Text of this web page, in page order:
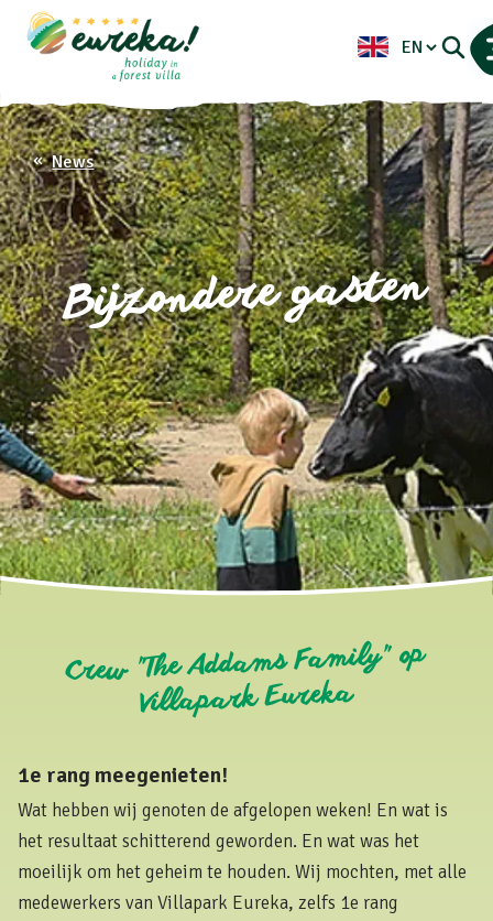
Bijzondere gasten
News
Crew "The Addams Family" op
Villapark Eureka
1e rang meegenieten!
Wat hebben wij genoten de afgelopen weken! En wat is
het resultaat schitterend geworden. En wat was het
moeilijk om het geheim te houden. Wij mochten, met alle
medewerkers van Villapark Eureka, zelfs 1e rang